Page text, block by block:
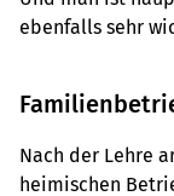
ebenfalls sehr
Nach der Lehre
heimischen